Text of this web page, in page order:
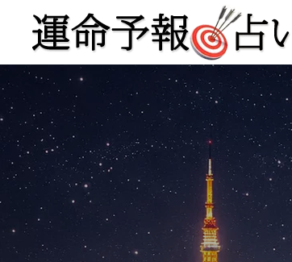
運命予報占い
運命予報占いとは